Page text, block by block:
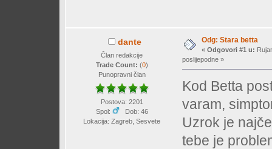
dante
Član redakcije
Trade Count: (0)
Punopravni član
Postova: 2201
Spol:
Dob: 46
Lokacija: Zagreb, Sesvete
Odg: Stara betta
« Odgovori #1 u:
poslijepodne »
Kod Betta
varam,
Uzrok je
tebe je